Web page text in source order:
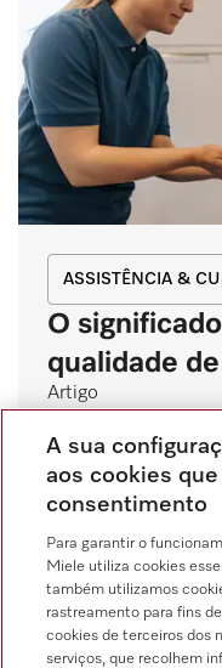
ASSISTÊNCIA &
O
qualidade
Artigo
num lar de idosos
ser assustadora e
confortos de casa,
de perda e solidão
idosos, o seu
este stress com
oferecer aos
segurança desde o
A sua
aos cookies
consentimento
Para garantir o
Miele utiliza cookies
também utilizamos
rastreamento para fins
cookies de terceiros dos
serviços, que recolhem